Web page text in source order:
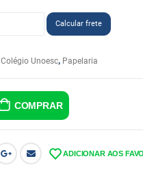
Colégio Unoesc, Papelaria
COMPRAR
ADICIONAR AOS